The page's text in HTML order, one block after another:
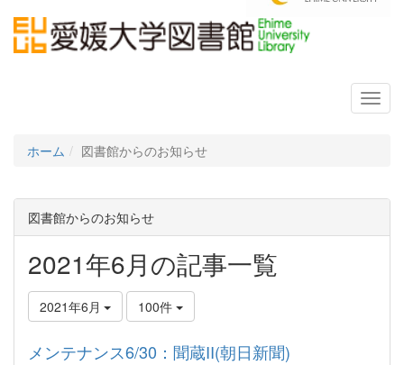
ホーム 図書館からのお知らせ
図書館からのお知らせ
2021年6月の記事一覧
2021年6月 100件
メンテナンス6/30：聞蔵II(朝日新聞)